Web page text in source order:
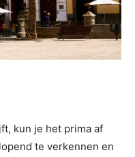
kun je het prima af
te verkennen en